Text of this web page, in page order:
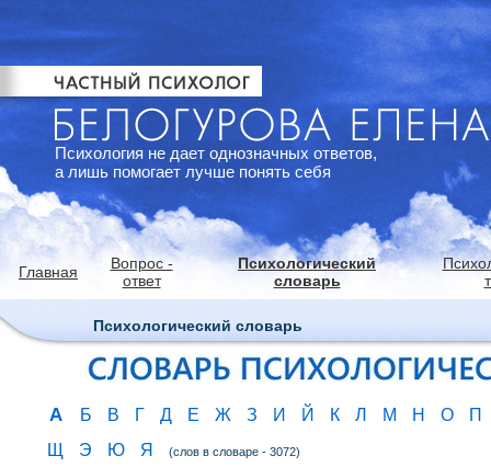
Психология не дает однозначных ответов,
а лишь помогает лучше понять себя
Главная
Вопрос -
ответ
Психологический
словарь
Психологический словарь
А Б В Г Д Е Ж З И Й К Л М Н О
П
Щ
Э Ю Я (слов в словаре - 3072)